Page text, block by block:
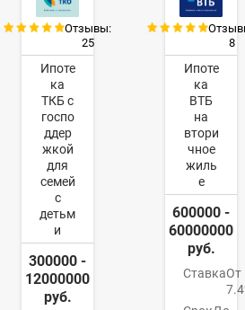
Отзывы:
25
Ипоте
ка
ТКБ с
госпо
ддер
жкой
для
семей
с
детьм
и
300000 -
12000000
руб.
8
Ипоте
ка
ВТБ
на
втори
чное
жиль
е
600000 -
60000000
руб.
СтавкаОт